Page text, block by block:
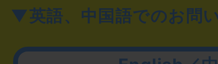
▼英語、中国語でのお問